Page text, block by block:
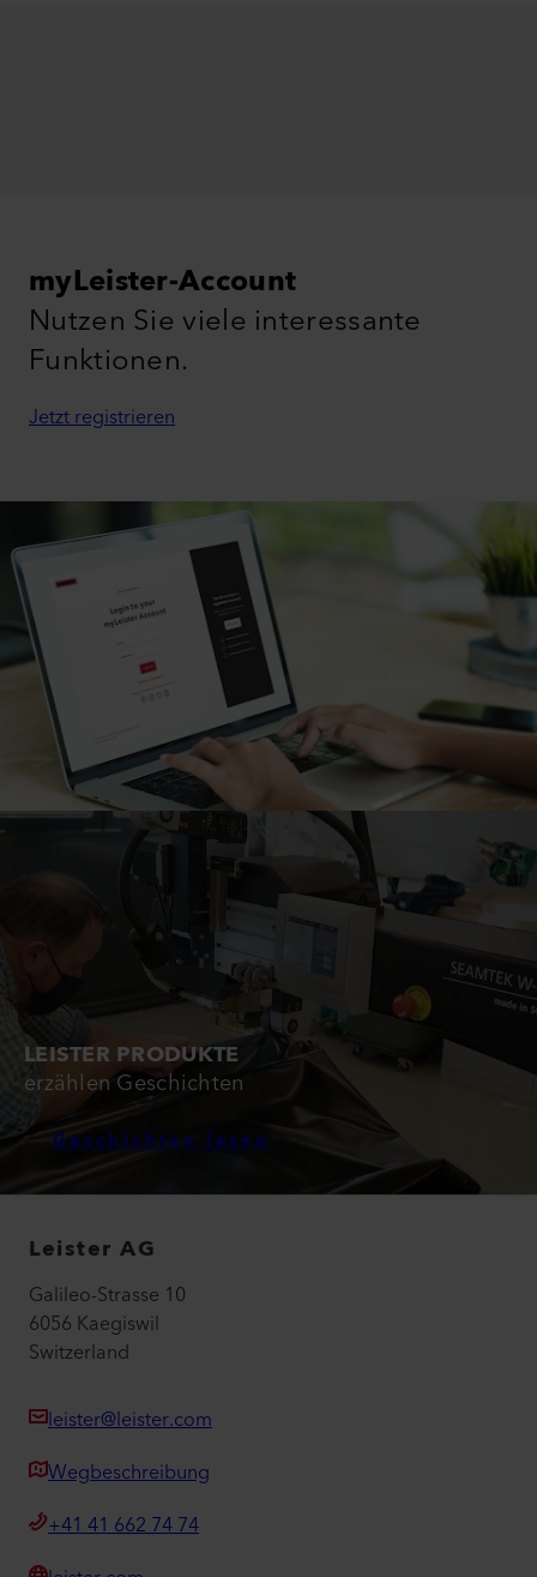
myLeister-Account
Nutzen Sie viele interessante
Funktionen.
Jetzt registrieren
LEISTER PRODUKTE
erzählen Geschichten
Geschichten lesen
Leister AG
Galileo-Strasse 10
6056 Kaegiswil
Switzerland
leister@leister.com
Wegbeschreibung
+41 41 662 74 74